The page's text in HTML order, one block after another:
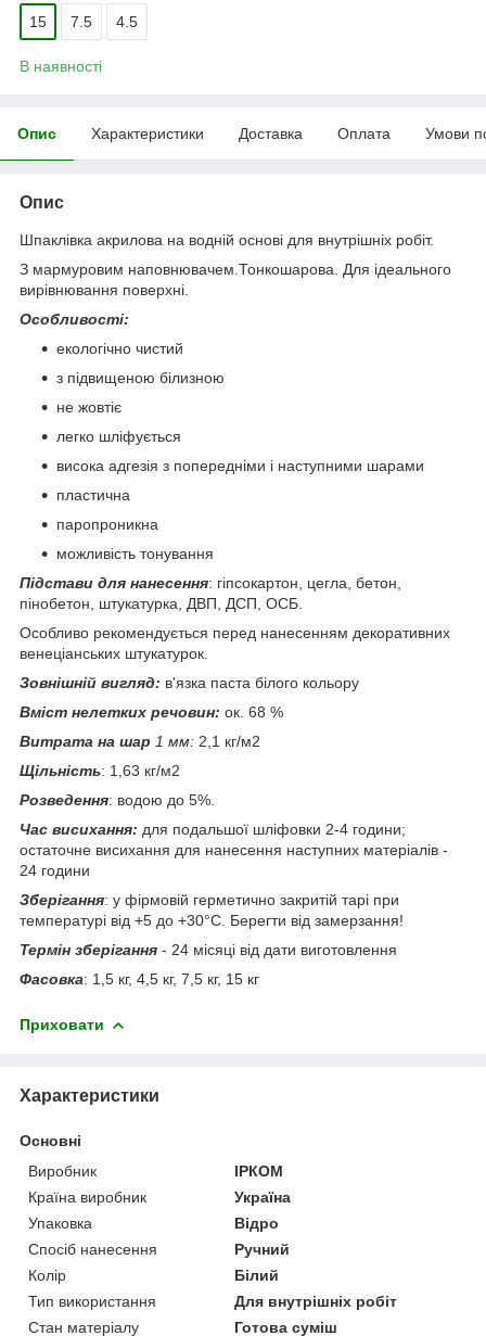
15 7.5 4.5
В наявності
Опис Характеристики Доставка Оплата Умови
Опис
Шпаклівка акрилова на водній основі для внутрішніх робіт.
З мармуровим наповнювачем.Тонкошарова. Для ідеального
вирівнювання поверхні.
Особливості:
екологічно чистий
з підвищеною білизною
не жовтіє
легко шліфується
висока адгезія з попередніми і наступними шарами
пластична
паропроникна
можливість тонування
Підстави для нанесення: гіпсокартон, цегла, бетон,
пінобетон, штукатурка, ДВП, ДСП, ОСБ.
Особливо рекомендується перед нанесенням декоративних
венеціанських штукатурок.
Зовнішній вигляд: в'язка паста білого кольору
Вміст нелетких речовин: ок. 68 %
Витрата на шар 1 мм: 2,1 кг/м2
Щільність: 1,63 кг/м2
Розведення: водою до 5%.
Час висихання: для подальшої шліфовки 2-4 години;
остаточне висихання для нанесення наступних матеріалів -
24 години
Зберігання: у фірмовій герметично закритій тарі при
температурі від +5 до +30°С. Берегти від замерзання!
Термін зберігання - 24 місяці від дати виготовлення
Фасовка: 1,5 кг, 4,5 кг, 7,5 кг, 15 кг
Приховати
Характеристики
Основні
Виробник
ІРКОМ
Країна виробник
Україна
Упаковка
Відро
Спосіб нанесення
Ручний
Колір
Білий
Тип використання
Для внутрішніх робіт
Стан матеріалу
Готова суміш